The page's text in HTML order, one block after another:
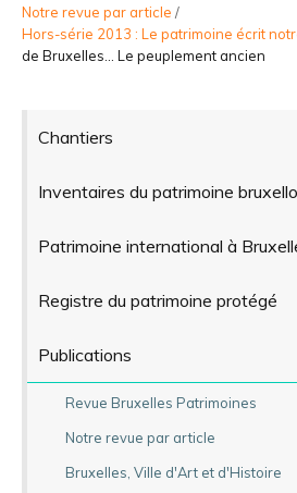
PARTICIPER
Notre revue par article /
Hors-série 2013 : Le patrimoine écrit
de Bruxelles... Le peuplement ancien
Chantiers
Inventaires du patrimoine
Patrimoine international à
Registre du patrimoine protégé
Publications
Revue Bruxelles Patrimoines
Notre revue par article
Bruxelles, Ville d'Art et d'Histoire